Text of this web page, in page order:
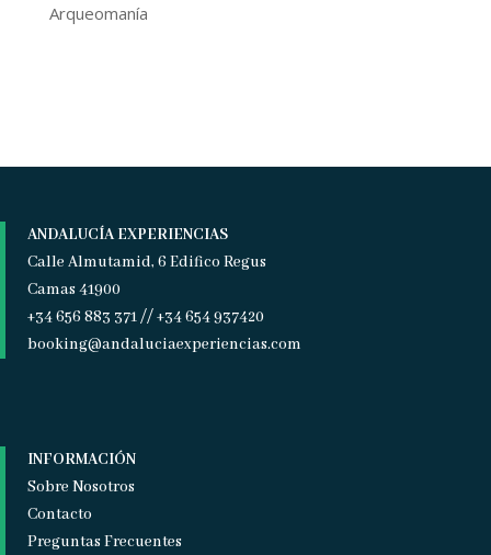
Arqueomanía
ANDALUCÍA EXPERIENCIAS
Calle Almutamid, 6 Edifico Regus
Camas 41900
+34 656 883 371 // +34 654 937420
booking@andaluciaexperiencias.com
INFORMACIÓN
Sobre Nosotros
Contacto
Preguntas Frecuentes